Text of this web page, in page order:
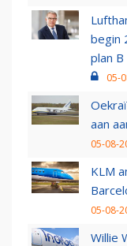
begin
plan B
05-
aan
05-08-
KLM
05-08-
Willie